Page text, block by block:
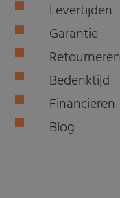
Levertijden
Garantie
Retourneren
Bedenktijd
Financieren
Blog